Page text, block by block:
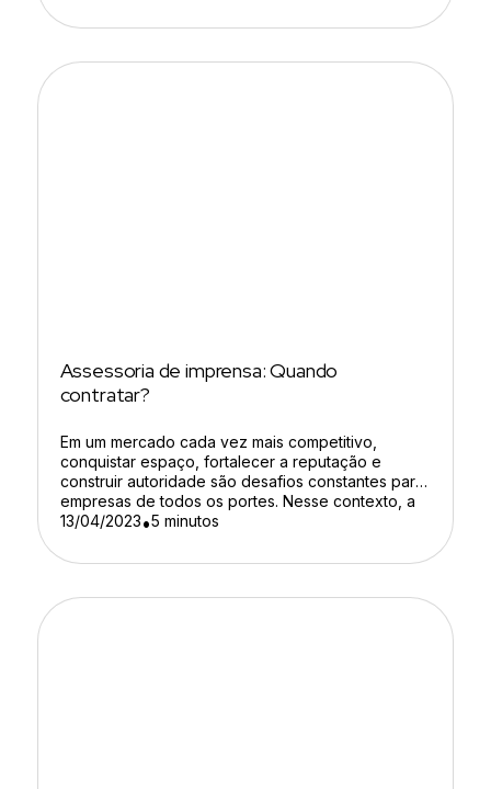
à simples redação e distribuição de press
da realidade. […]
Assessoria de imprensa: Quando
contratar?
Em um mercado cada vez mais competitivo,
conquistar espaço, fortalecer a reputação e
construir autoridade são desafios constantes para
empresas de todos os portes. Nesse contexto, a
assessoria de imprensa se torna uma ferramenta
fortalecer sua presença nos meios de
13/04/2023•5 minutos